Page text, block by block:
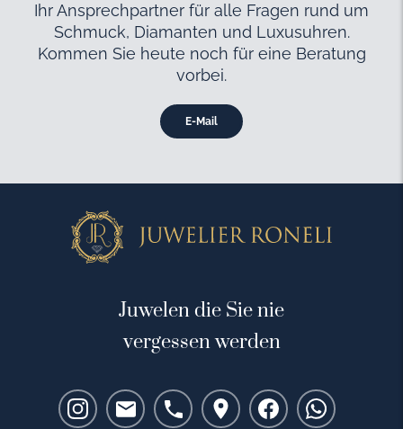
Ihr Ansprechpartner für alle Fragen rund um
Schmuck, Diamanten und Luxusuhren.
Kommen Sie heute noch für eine Beratung
vorbei.
E-Mail
Juwelen die Sie nie
vergessen werden